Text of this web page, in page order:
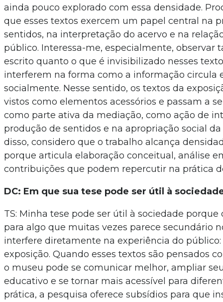
ainda pouco explorado com essa densidade.
que esses textos exercem um papel central na
sentidos, na interpretação do acervo e na
público. Interessa-me, especialmente, observar
escrito quanto o que é invisibilizado nesses
interferem na forma como a informação circula
socialmente. Nesse sentido, os textos da
vistos como elementos acessórios e passam a
como parte ativa da mediação, como ação de
produção de sentidos e na apropriação social
disso, considero que o trabalho alcança
porque articula elaboração conceitual, análise
contribuições que podem repercutir na prática
DC: Em que sua tese pode ser útil à
TS: Minha tese pode ser útil à sociedade
para algo que muitas vezes parece secundário
interfere diretamente na experiência do
exposição. Quando esses textos são pensados
o museu pode se comunicar melhor, ampliar
educativo e se tornar mais acessível para
prática, a pesquisa oferece subsídios para que